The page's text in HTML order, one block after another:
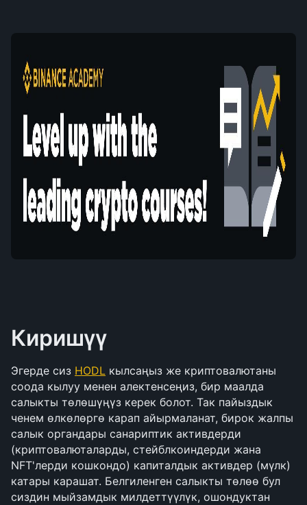
Киришүү
Эгерде сиз НОDL кылсаңыз же криптовалютаны
соода кылуу менен алектенсеңиз, бир маалда
салыкты төлөшүңүз керек болот. Так пайыздык
ченем өлкөлөргө карап айырмаланат, бирок жалпы
салык органдары санариптик активдерди
(криптовалюталарды, стейблкоиндерди жана
NFT'лерди кошкондо) капиталдык активдер (мүлк)
катары карашат. Белгиленген салыкты төлөө бул
сиздин мыйзамдык милдеттүүлүк, ошондуктан